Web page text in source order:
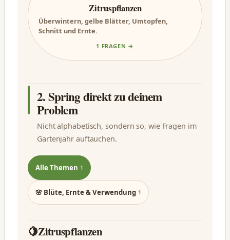
Zitruspflanzen
Überwintern, gelbe Blätter, Umtopfen,
Schnitt und Ernte.
1 FRAGEN →
2. Spring direkt zu deinem
Problem
Nicht alphabetisch, sondern so, wie Fragen im
Gartenjahr auftauchen.
Alle Themen 1
🌸 Blüte, Ernte & Verwendung 1
🍋Zitruspflanzen